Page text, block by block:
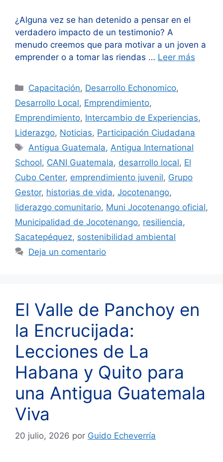
¿Alguna vez se han detenido a pensar en el
verdadero impacto de un testimonio? A
menudo creemos que para motivar a un joven a
emprender o a tomar las riendas … Leer más
Categorías
Capacitación, Desarrollo Echonomico,
Desarrollo Local, Emprendimiento,
Emprendimiento, Intercambio de Experiencias,
Liderazgo, Noticias, Participación Ciudadana
Etiquetas
Antigua Guatemala, Antigua International
School, CANI Guatemala, desarrollo local, El
Cubo Center, emprendimiento juvenil, Grupo
Gestor, historias de vida, Jocotenango,
liderazgo comunitario, Muni Jocotenango oficial,
Municipalidad de Jocotenango, resiliencia,
Sacatepéquez, sostenibilidad ambiental
Deja un comentario
El Valle de Panchoy en
la Encrucijada:
Lecciones de La
Habana y Quito para
una Antigua Guatemala
Viva
20 julio, 2026 por Guido Echeverría